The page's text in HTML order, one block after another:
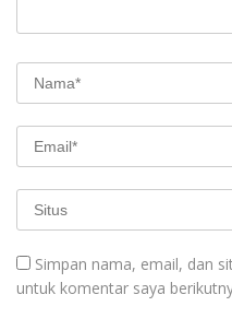
Simpan nama, email, dan
untuk komentar saya